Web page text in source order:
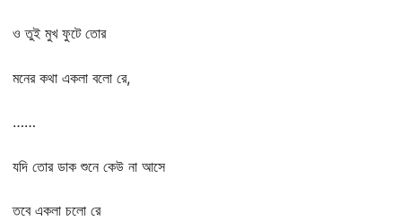
ও তুই মুখ ফুটে তোর
মনের কথা একলা বলো রে,
……
যদি তোর ডাক শুনে কেউ না আসে
তবে একলা চলো রে